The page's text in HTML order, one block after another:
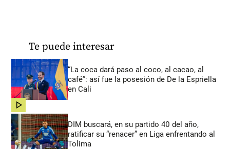
Te puede interesar
“La coca dará paso al coco, al cacao, al
café”: así fue la posesión de De la Espriella
en Cali
share
DIM buscará, en su partido 40 del año,
ratificar su “renacer” en Liga enfrentando al
Tolima